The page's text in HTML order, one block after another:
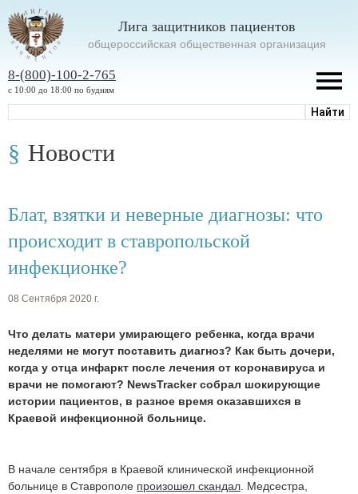
Лига защитников пациентов
oбщероссийская общественная организация
8-(800)-100-2-765
с 10:00 до 18:00 по будням
Новости
Блат, взятки и неверные диагнозы: что
происходит в ставропольской
инфекционке?
08 Сентября 2020 г.
Что делать матери умирающего ребенка, когда врачи
неделями не могут поставить диагноз? Как быть дочери,
когда у отца инфаркт после лечения от коронавируса и
врачи не помогают? NewsTracker собрал шокирующие
истории пациентов, в разное время оказавшихся в
Краевой инфекционной больнице.
В начале сентября в Краевой клинической инфекционной
больнице в Ставрополе произошел скандал . Медсестра,